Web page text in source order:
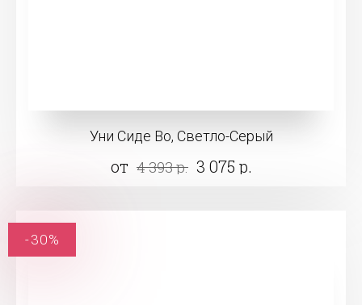
Уни Сиде Во, Светло-Серый
от 4 393 р. 3 075 р.
-30%